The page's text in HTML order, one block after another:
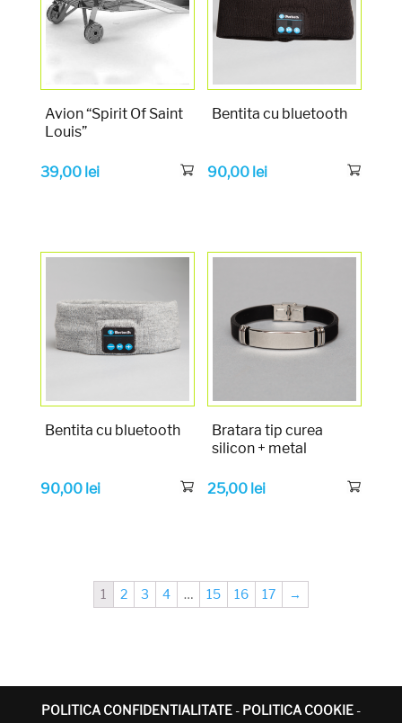
Avion “Spirit Of Saint
Louis”
39,00 lei
Bentita cu bluetooth
90,00 lei
Bentita cu bluetooth
90,00 lei
Bratara tip curea
silicon + metal
25,00 lei
1 2 3 4 … 15 16 17 →
POLITICA CONFIDENTIALITATE- POLITICA COOKIE-